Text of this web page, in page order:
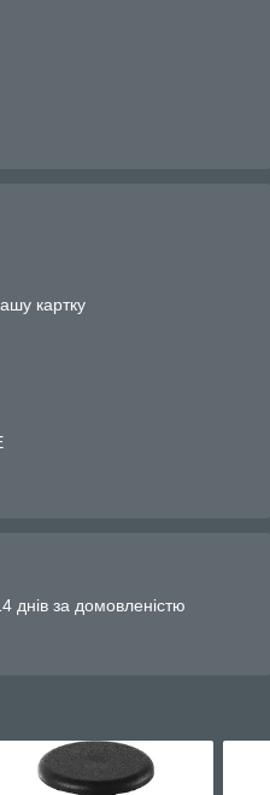
картку
днів за домовленістю